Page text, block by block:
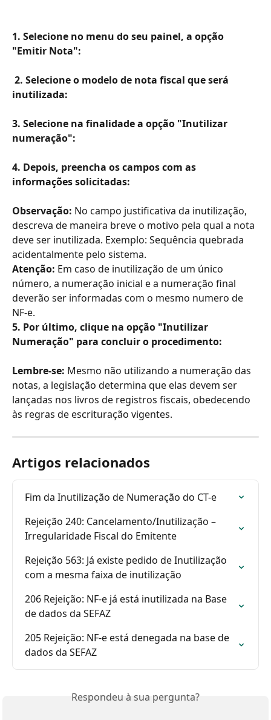
1. Selecione no menu do seu painel, a opção
"Emitir Nota":
inutilizada:
3. Selecione na finalidade a opção "Inutilizar
numeração":
4. Depois, preencha os campos com as
informações solicitadas:
Observação: No campo justificativa da inutilização,
descreva de maneira breve o motivo pela qual a nota
deve ser inutilizada. Exemplo: Sequência quebrada
acidentalmente pelo sistema.
Atenção: Em caso de inutilização de um único
número, a numeração inicial e a numeração final
deverão ser informadas com o mesmo numero de
NF-e.
5. Por último, clique na opção "Inutilizar
Numeração" para concluir o procedimento:
Lembre-se: Mesmo não utilizando a numeração das
notas, a legislação determina que elas devem ser
lançadas nos livros de registros fiscais, obedecendo
às regras de escrituração vigentes.
Artigos relacionados
Fim da Inutilização de Numeração do CT-e
Rejeição 240: Cancelamento/Inutilização –
Irregularidade Fiscal do Emitente
Rejeição 563: Já existe pedido de Inutilização
com a mesma faixa de inutilização
206 Rejeição: NF-e já está inutilizada na Base
de dados da SEFAZ
205 Rejeição: NF-e está denegada na base de
dados da SEFAZ
Respondeu à sua pergunta?